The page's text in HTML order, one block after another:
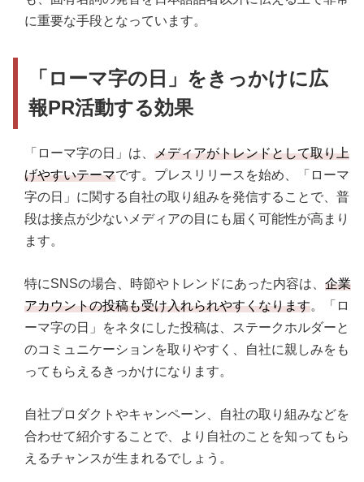
に重要な手段となっています。
「ローマ字の日」をきっかけに広
報PR活動する効果
「ローマ字の日」は、 メディアがトレンドとして取り上
げやすいテーマです。プレスリリースを始め、「ローマ
字の日」に関する自社の取り組みを発信することで、普
段は接点が少ないメディアの目にも届く可能性が高まり
ます。
特にSNSの場合、時節やトレンドにあった内容は、 企業
アカウントの投稿も受け入れられやすくなります。「ロ
ーマ字の日」をネタにした投稿は、ステークホルダーと
のコミュニケーションを取りやすく、自社に親しみをも
ってもらえるきっかけになります。
自社プロダクトやキャンペーン、自社の取り組みなどを
合わせて紹介することで、より自社のことを知ってもら
えるチャンスが生まれるでしょう。